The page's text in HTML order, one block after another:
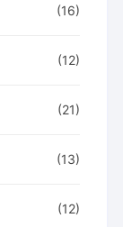
(16)
(12)
(21)
(13)
(12)